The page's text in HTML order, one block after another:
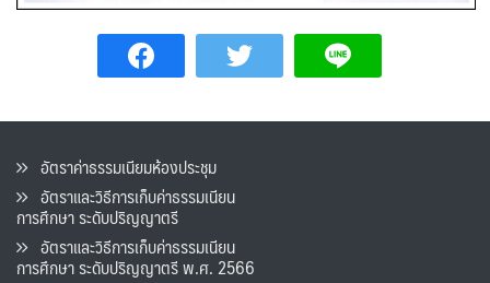
อัตราค่าธรรมเนียมห้องประชุม
อัตราและวิธีการเก็บค่าธรรมเนียน
การศึกษา ระดับปริญญาตรี
อัตราและวิธีการเก็บค่าธรรมเนียน
การศึกษา ระดับปริญญาตรี พ.ศ. 2566